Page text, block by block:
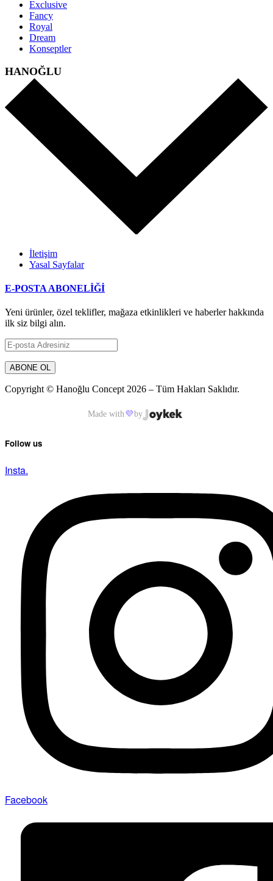
Exclusive
Fancy
Royal
Dream
Konseptler
HANOĞLU
İletişim
Yasal Sayfalar
E-POSTA ABONELİĞİ
Yeni ürünler, özel teklifler, mağaza etkinlikleri ve haberler hakkında
ilk siz bilgi alın.
Copyright © Hanoğlu Concept 2026 – Tüm Hakları Saklıdır.
Made with💜by
Follow us
Insta.
Facebook